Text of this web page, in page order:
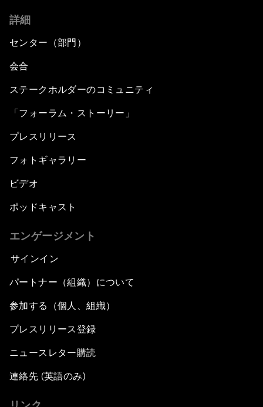
詳細
センター（部門）
会合
ステークホルダーのコミュニティ
「フォーラム・ストーリー」
プレスリリース
フォトギャラリー
ビデオ
ポッドキャスト
エンゲージメント
サインイン
パートナー（組織）について
参加する（個人、組織）
プレスリリース登録
ニュースレター購読
連絡先 (英語のみ)